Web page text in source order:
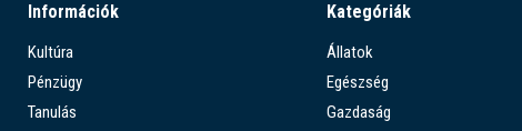
Információk
Kultúra
Pénzügy
Tanulás
Kategóriák
Állatok
Egészség
Gazdaság